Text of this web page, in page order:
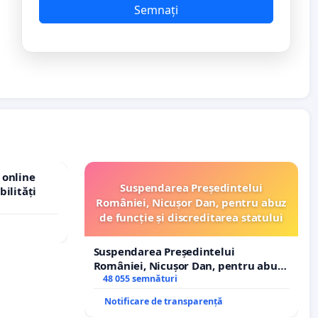
Semnați
Suspendarea Președintelui
României, Nicușor Dan, pentru abuz
de funcție și discreditarea statului
Suspendarea Președintelui
României, Nicușor Dan, pentru abuz
de funcție și discreditarea statului
48 055 semnături
Notificare de transparență